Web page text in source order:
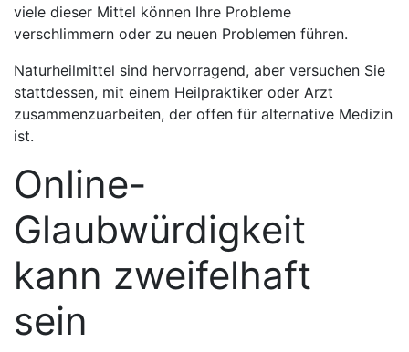
viele dieser Mittel können Ihre Probleme
verschlimmern oder zu neuen Problemen führen.
Naturheilmittel sind hervorragend, aber versuchen Sie
stattdessen, mit einem Heilpraktiker oder Arzt
zusammenzuarbeiten, der offen für alternative Medizin
ist.
Online-
Glaubwürdigkeit
kann zweifelhaft
sein